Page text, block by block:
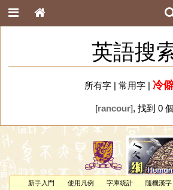
英語搜
所有字| 常用字| 冷
[rancour], 找到 0 個
新手入門 使用凡例 字庫統計 隨機漢字